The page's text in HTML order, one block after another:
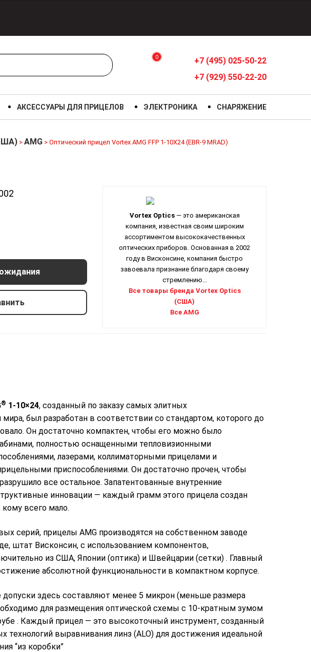
0
+7 (495) 025-50-22
+7 (929) 550-22-20
АКСЕССУАРЫ ДЛЯ ПРИЦЕЛОВ ЭЛЕКТРОНИКА СНАРЯЖЕНИЕ
> AMG > Оптический прицел Vortex AMG FFP 1-10X24 (EBR-9 MRAD)
Vortex Optics— это американская
компания, известная своим широким
ассортиментом высококачественных
оптических приборов. Основанная в 2002
году в Висконсине, компания быстро
завоевала признание благодаря своему
стремлению...
Все товары бренда Vortex Optics
(США)
Все AMG
® 1-10×24, созданный по заказу самых элитных
был разработан в соответствии со стандартом, которого до
Он достаточно компактен, чтобы его можно было
полностью оснащенными тепловизионными
лазерами, коллиматорными прицелами и
приспособлениями. Он достаточно прочен, чтобы
все остальное. Запатентованные внутренние
инновации — каждый грамм этого прицела создан
кому всего мало.
серий, прицелы AMG производятся на собственном заводе
штат Висконсин, с использованием компонентов,
из США, Японии (оптика) и Швейцарии (сетки) . Главный
абсолютной функциональности в компактном корпусе.
здесь составляют менее 5 микрон (меньше размера
для размещения оптической схемы с 10-кратным зумом
. Каждый прицел — это высокоточный инструмент, созданный
технологий выравнивания линз (ALO) для достижения идеальной
“из коробки”